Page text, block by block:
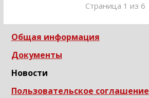
Страница 1 из 6
Общая информация
Документы
Новости
Пользовательское соглашение